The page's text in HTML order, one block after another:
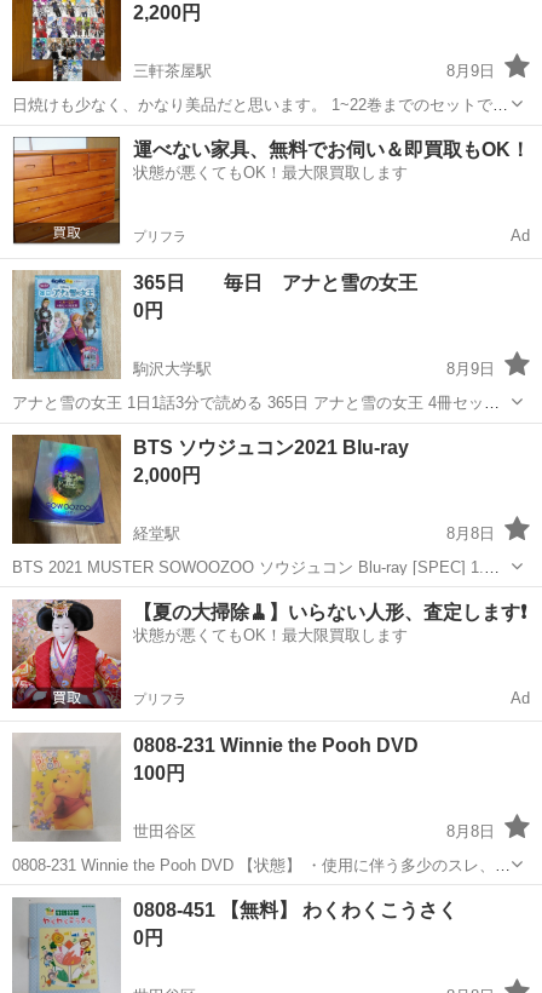
リベンジャーズ2,200円
三軒茶屋駅
8月9日
日焼けも少なく、かなり美品だと思います。 1~22巻までのセットで
す。 - タイトル: 東京リベンジャーズ - 著者: 和久井健 - ジャンル: 少年
漫画
東京 世田谷区 三軒茶屋駅 マンガ、コミック、アニメ
リベンジャーズ
運べない家具、無料でお伺い＆即買取もOK！
状態が悪くてもOK！最大限買取します
プリフラ Ad
365日 毎日 アナと雪の女王
0円
駒沢大学駅
8月9日
アナと雪の女王 1日1話3分で読める 365日 アナと雪の女王 4冊セット
取りに来てくださる方に
東京 世田谷区 駒沢大学駅
BTS ソウジュコン2021 Blu-ray
2,000円
経堂駅
8月8日
BTS 2021 MUSTER SOWOOZOO ソウジュコン Blu-ray [SPEC] 1.
PHOTOBOOK サイズ：140x189mm / 40ページ 2. DIGIPACK サイ
ズ：140x189mm 3. ...
東京 世田谷区 経堂駅 DVD/ブルーレイ
【夏の大掃除🧹】いらない人形、査定します❗️
状態が悪くてもOK！最大限買取します
プリフラ Ad
0808-231 Winnie the Pooh DVD
100円
世田谷区
8月8日
0808-231 Winnie the Pooh DVD 【状態】 ・使用に伴う多少のスレ、キ
ズ、落としきれない汚れなどございます ・詳細は現地でご確認くださ
い ・お値引きは出来かねますのでご了承願います ...
東京 世田谷区 DVD/ブルーレイ 現地
0808-451 【無料】 わくわくこうさく
0円